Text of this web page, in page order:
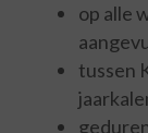
op alle
tussen